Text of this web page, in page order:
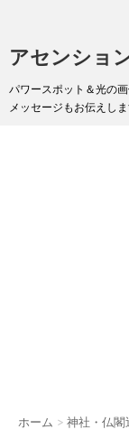
アセンショ
パワースポット＆光の
メッセージもお伝えしま
ホーム > 神社・仏閣